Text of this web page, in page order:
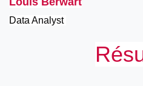
Data Analyst